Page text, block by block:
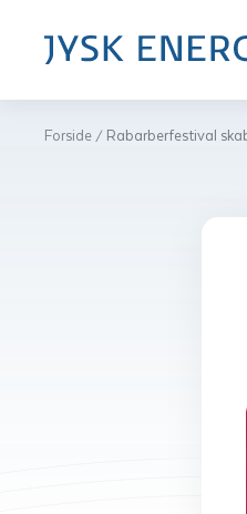
Forside / Rabarberfestival